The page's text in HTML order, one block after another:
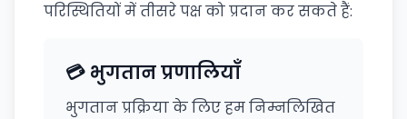
परिस्थितियों में तीसरे पक्ष को प्रदान कर सकते हैं:
💳 भुगतान प्रणालियाँ
भुगतान प्रक्रिया के लिए हम निम्नलिखित